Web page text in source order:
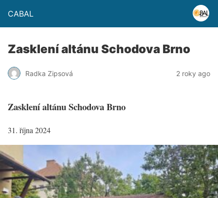
CABAL
Zasklení altánu Schodova Brno
Radka Zipsová 2 roky ago
Zasklení altánu Schodova Brno
31. října 2024